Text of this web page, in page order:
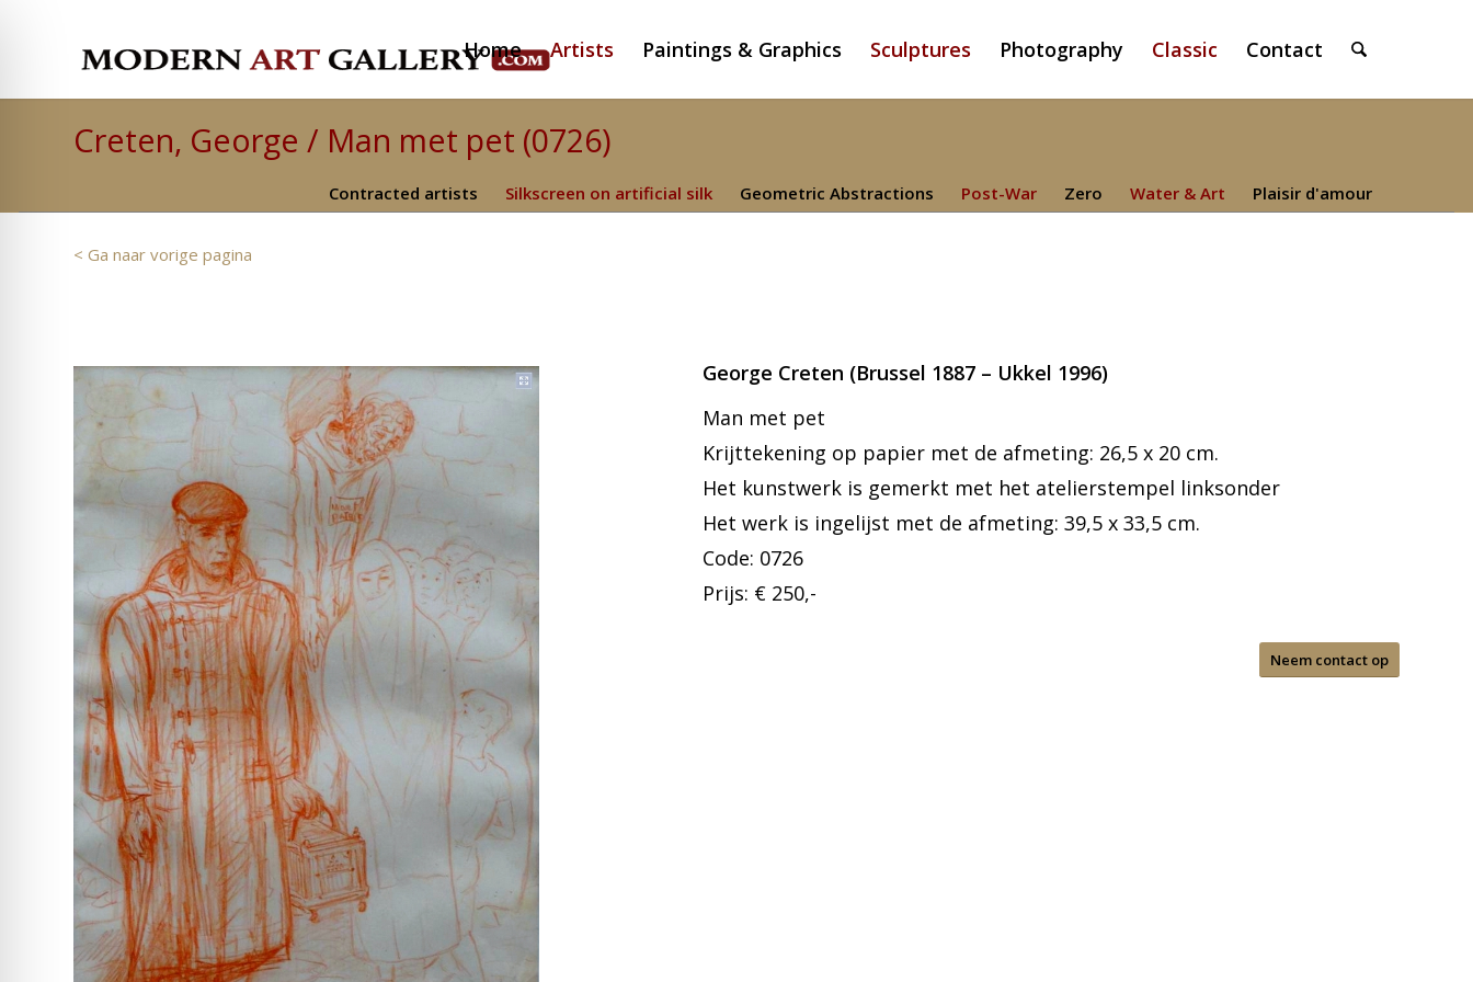
Home Artists Paintings & Graphics Sculptures Photography Classic Contact
Creten, George / Man met pet (0726)
Contracted artists Silkscreen on artificial silk Geometric Abstractions Post-War Zero Water & Art Plaisir d'amour
< Ga naar vorige pagina
George Creten (Brussel 1887 – Ukkel 1996)
Man met pet
Krijttekening op papier met de afmeting: 26,5 x 20 cm.
Het kunstwerk is gemerkt met het atelierstempel linksonder
Het werk is ingelijst met de afmeting: 39,5 x 33,5 cm.
Code: 0726
Prijs: € 250,-
Neem contact op